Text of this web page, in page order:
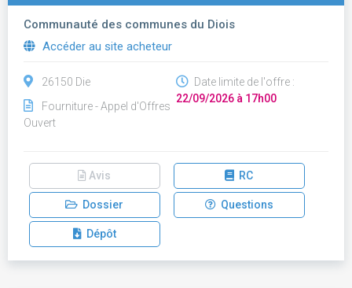
Communauté des communes du Diois
Accéder au site acheteur
26150 Die
Fourniture - Appel d'Offres
Ouvert
Date limite de l'offre :
22/09/2026 à 17h00
Avis RC
Dossier Questions
Dépôt